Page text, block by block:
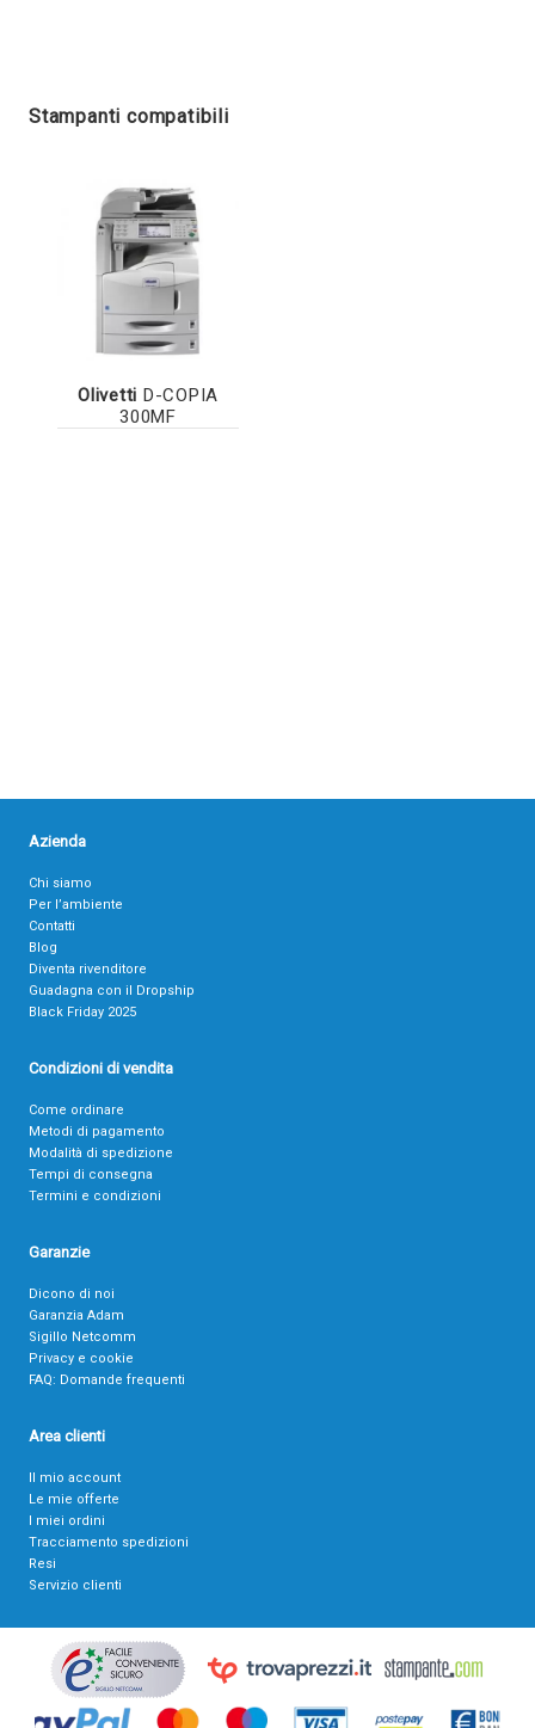
Stampanti compatibili
Olivetti D-COPIA
300MF
Azienda
Chi siamo
Per l’ambiente
Contatti
Blog
Diventa rivenditore
Guadagna con il Dropship
Black Friday 2025
Condizioni di vendita
Come ordinare
Metodi di pagamento
Modalità di spedizione
Tempi di consegna
Termini e condizioni
Garanzie
Dicono di noi
Garanzia Adam
Sigillo Netcomm
Privacy e cookie
FAQ: Domande frequenti
Area clienti
Il mio account
Le mie offerte
I miei ordini
Tracciamento spedizioni
Resi
Servizio clienti